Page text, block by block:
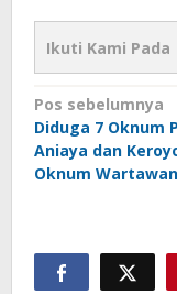
Ikuti Kami Pada
Navigasi
pos
Pos sebelumnya
Diduga 7 Oknum
Aniaya dan
Oknum Wartawan